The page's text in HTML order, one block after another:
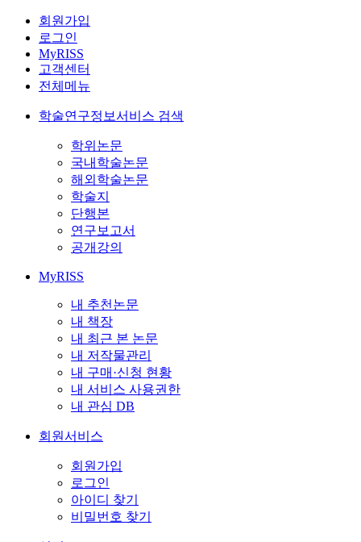
회원가입
로그인
MyRISS
고객센터
전체메뉴
학술연구정보서비스 검색
학위논문
국내학술논문
해외학술논문
학술지
단행본
연구보고서
공개강의
MyRISS
내 추천논문
내 책장
내 최근 본 논문
내 저작물관리
내 구매·신청 현황
내 서비스 사용권한
내 관심 DB
회원서비스
회원가입
로그인
아이디 찾기
비밀번호 찾기